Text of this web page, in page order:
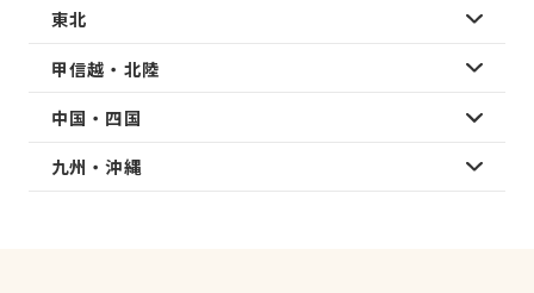
東北
甲信越・北陸
中国・四国
九州・沖縄